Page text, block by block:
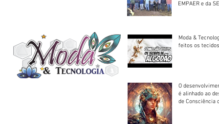
EMPAER e da
Moda &
feitos os
O
é alinhado ao
de Consciência